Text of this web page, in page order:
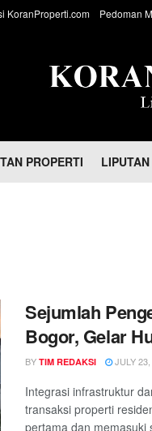
KoranProperti.com Pedoman
PROPERTI
Sejumlah
Bogor, Gelar
Jutaan Sampai
BY TIM REDAKSI JULY 23,
Integrasi infrastruktur
transaksi properti
pertama dan memasuki